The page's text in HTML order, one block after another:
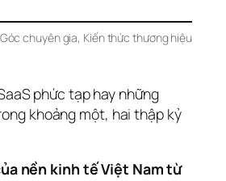
Góc chuyên gia, Kiến thức thương hiệu
phức tạp hay những
khoảng một, hai thập kỷ
nền kinh tế Việt Nam từ